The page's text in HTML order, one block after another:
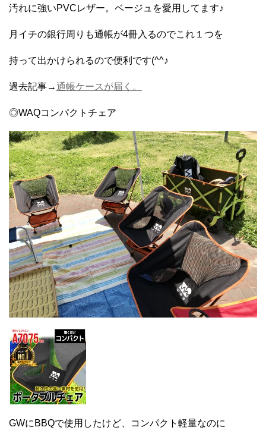
汚れに強いPVCレザー。ベージュを愛用してます♪
月イチの銀行周りも通帳が4冊入るのでこれ１つを
持って出かけられるので便利です(^^♪
過去記事→通帳ケースが届く。
◎WAQコンパクトチェア
GWにBBQで使用したけど、コンパクト軽量なのに